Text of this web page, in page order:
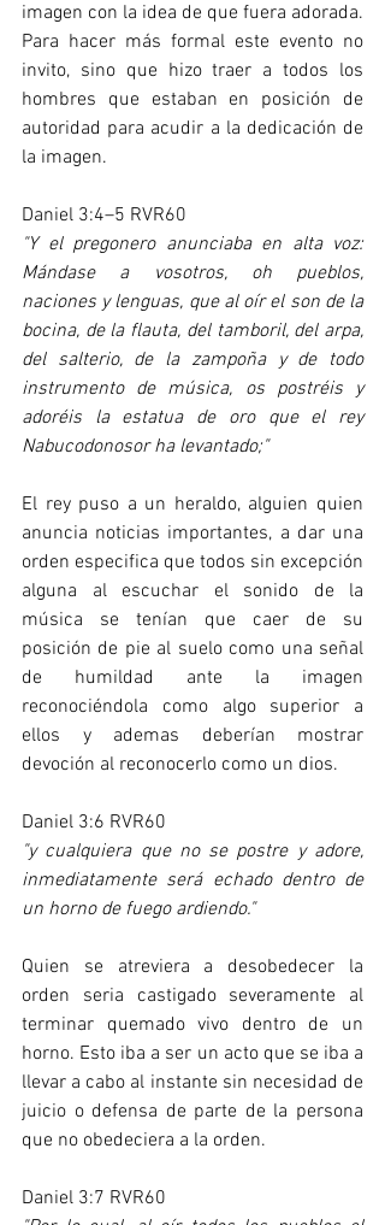
imagen con la idea de que fuera adorada.
Para hacer más formal este evento no
invito, sino que hizo traer a todos los
hombres que estaban en posición de
autoridad para acudir a la dedicación de
la imagen.
Daniel 3:4–5 RVR60
"Y el pregonero anunciaba en alta voz:
Mándase a vosotros, oh pueblos,
naciones y lenguas, que al oír el son de la
bocina, de la flauta, del tamboril, del arpa,
del salterio, de la zampoña y de todo
instrumento de música, os postréis y
adoréis la estatua de oro que el rey
Nabucodonosor ha levantado;"
El rey puso a un heraldo, alguien quien
anuncia noticias importantes, a dar una
orden especifica que todos sin excepción
alguna al escuchar el sonido de la
música se tenían que caer de su
posición de pie al suelo como una señal
de humildad ante la imagen
reconociéndola como algo superior a
ellos y ademas deberían mostrar
devoción al reconocerlo como un dios.
Daniel 3:6 RVR60
"y cualquiera que no se postre y adore,
inmediatamente será echado dentro de
un horno de fuego ardiendo."
Quien se atreviera a desobedecer la
orden seria castigado severamente al
terminar quemado vivo dentro de un
horno. Esto iba a ser un acto que se iba a
llevar a cabo al instante sin necesidad de
juicio o defensa de parte de la persona
que no obedeciera a la orden.
Daniel 3:7 RVR60